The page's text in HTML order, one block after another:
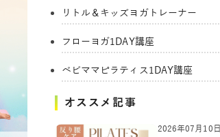
リトル＆キッズヨガトレーナー
フローヨガ1DAY講座
ベビママピラティス1DAY講座
オススメ記事
2026年07月10日